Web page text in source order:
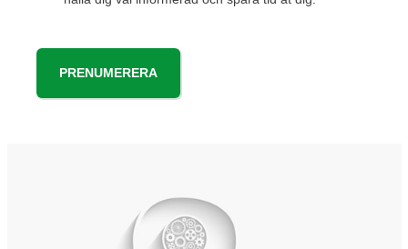
PRENUMERERA